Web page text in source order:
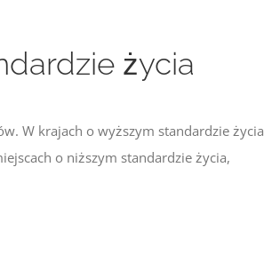
życia
W krajach o wyższym standardzie życia
o niższym standardzie życia,